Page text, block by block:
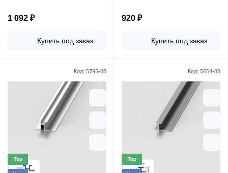
1 092 ₽
Купить под заказ
920 ₽
Купить под заказ
Код: 5795-88
Top
Код: 5054-88
Top